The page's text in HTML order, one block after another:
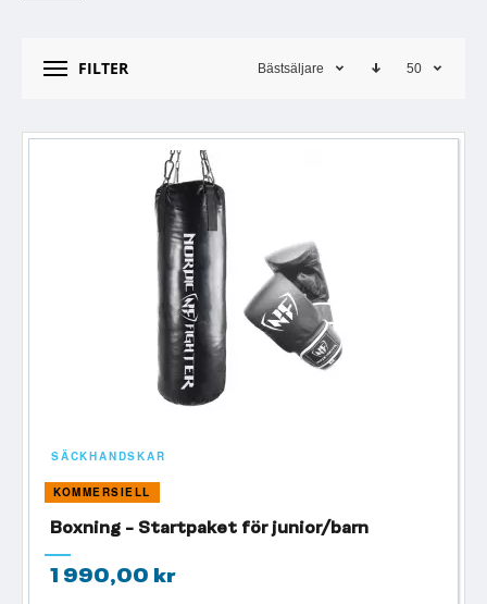
färre beslut. Välj storlek/tyngd efter behov, plocka handskar
FILTER Bästsäljare 50
SÄCKHANDSKAR
KOMMERSIELL
Boxning - Startpaket för junior/barn
1 990,00 kr